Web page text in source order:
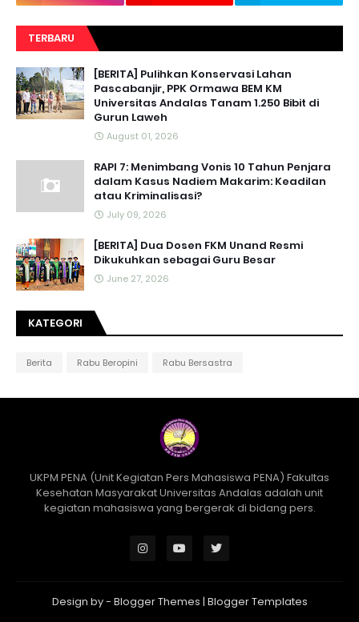
TERBARU
[BERITA] Pulihkan Konservasi Lahan
Pascabanjir, PPK Ormawa BEM KM
Universitas Andalas Tanam 1.250 Bibit di
Gurun Laweh
August 01, 2026
RAPI 7: Menimbang Vonis 10 Tahun Penjara
dalam Kasus Nadiem Makarim: Keadilan
atau Kriminalisasi?
July 09, 2026
[BERITA] Dua Dosen FKM Unand Resmi
Dikukuhkan sebagai Guru Besar
June 27, 2026
KATEGORI
Berita Rabu Beropini Rabu Bersastra
UKPM PENA (Unit Kegiatan Pers Mahasiswa PENA) Fakultas
Kesehatan Masyarakat Universitas Andalas adalah unit
kegiatan mahasiswa yang bergerak di bidang pers.
Design by - Blogger Themes | Blogger Templates